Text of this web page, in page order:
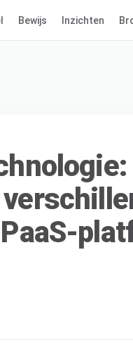
Bewijs Inzichten